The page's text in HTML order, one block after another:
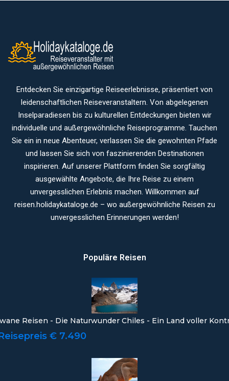
Entdecken Sie einzigartige Reiseerlebnisse, präsentiert von
leidenschaftlichen Reiseveranstaltern. Von abgelegenen
Inselparadiesen bis zu kulturellen Entdeckungen bieten wir
individuelle und außergewöhnliche Reiseprogramme. Tauchen
Sie ein in neue Abenteuer, verlassen Sie die gewohnten Pfade
und lassen Sie sich von faszinierenden Destinationen
inspirieren. Auf unserer Plattform finden Sie sorgfältig
ausgewählte Angebote, die Ihre Reise zu einem
unvergesslichen Erlebnis machen. Willkommen auf
reisen.holidaykataloge.de – wo außergewöhnliche Reisen zu
unvergesslichen Erinnerungen werden!
Populäre Reisen
Reisen - Die Naturwunder Chiles - Ein Land voller
€ 7.490